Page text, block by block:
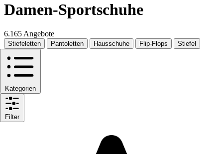
Damen-Sportschuhe
6.165 Angebote
Stiefeletten Pantoletten Hausschuhe Flip-Flops Stiefel
Kategorien
Filter